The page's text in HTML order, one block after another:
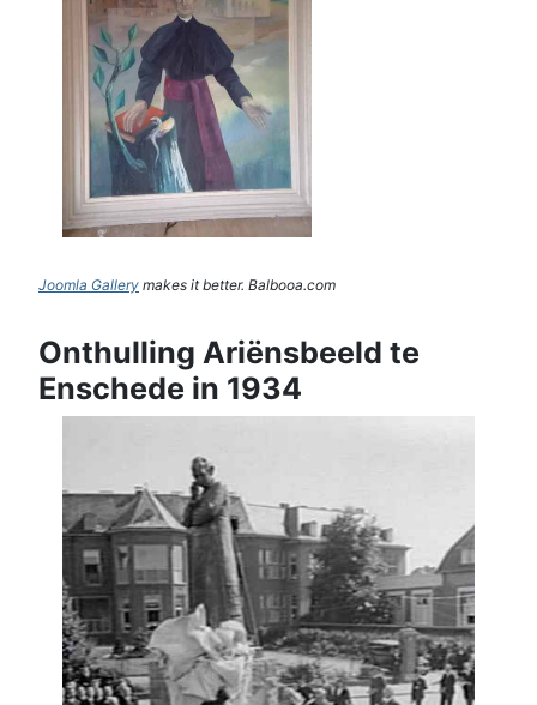
Joomla Gallery makes it better. Balbooa.com
Onthulling Ariënsbeeld te
Enschede in 1934